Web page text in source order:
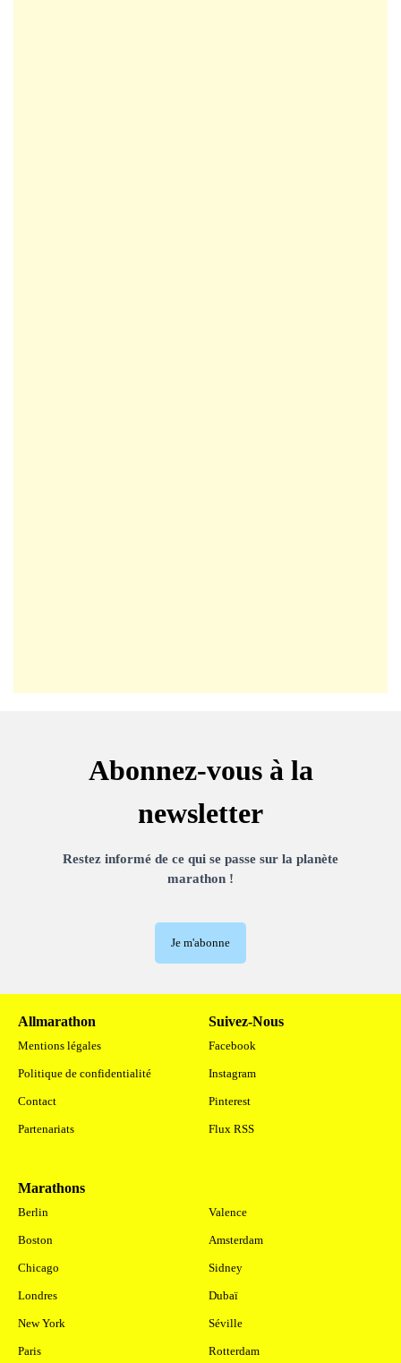
Abonnez-vous à la
newsletter
Restez informé de ce qui se passe sur la planète
marathon !
Je m'abonne
Allmarathon
Mentions légales
Politique de confidentialité
Contact
Partenariats
Suivez-Nous
Facebook
Instagram
Pinterest
Flux RSS
Marathons
Berlin
Boston
Chicago
Londres
New York
Paris
Valence
Amsterdam
Sidney
Dubaï
Séville
Rotterdam